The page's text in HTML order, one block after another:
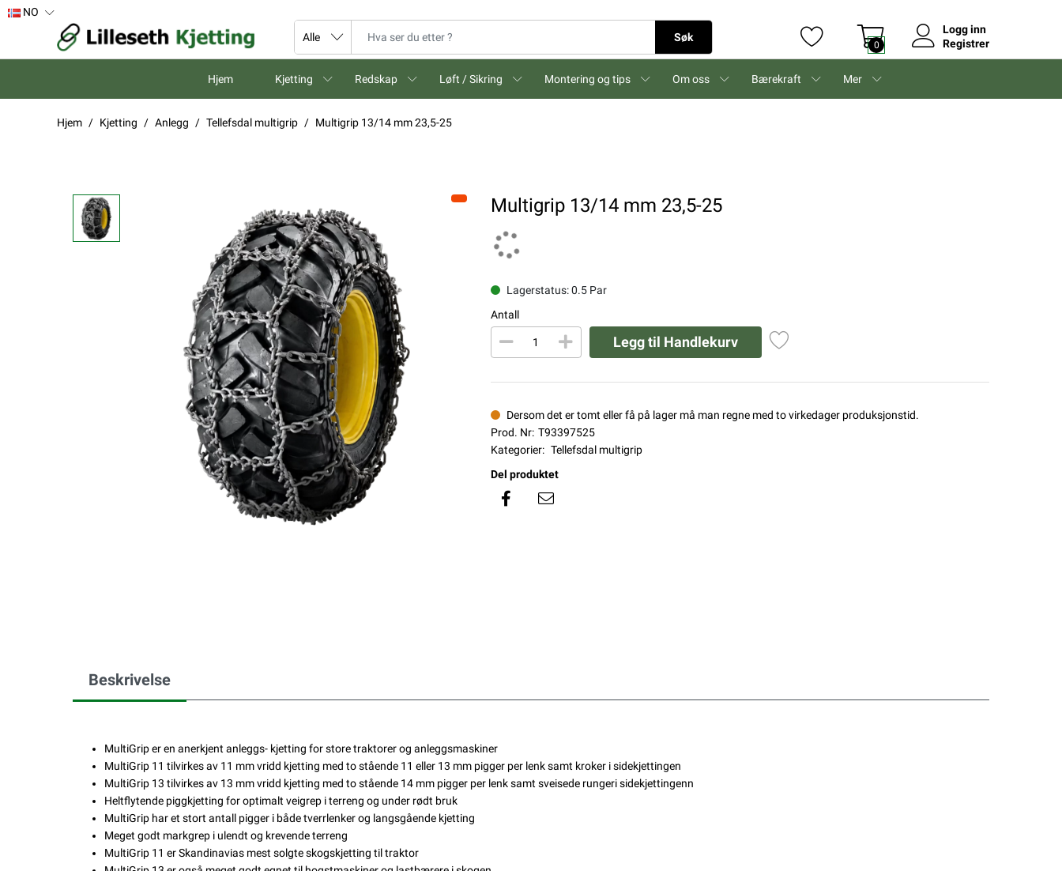
NO
Søk
0
Logg inn
Registrer
Hjem Kjetting Redskap Løft / Sikring Montering og tips Om oss Bærekraft Mer
Hjem Kjetting Anlegg Tellefsdal multigrip Multigrip 13/14 mm 23,5-25
Multigrip 13/14 mm 23,5-25
Lagerstatus: 0.5 Par
Antall
Legg til Handlekurv
Dersom det er tomt eller få på lager må man regne med to virkedager produksjonstid.
Prod. Nr: T93397525
Kategorier: Tellefsdal multigrip
Del produktet
Beskrivelse
MultiGrip er en anerkjent anleggs- kjetting for store traktorer og anleggsmaskiner
MultiGrip 11 tilvirkes av 11 mm vridd kjetting med to stående 11 eller 13 mm pigger per lenk samt kroker i sidekjettingen
MultiGrip 13 tilvirkes av 13 mm vridd kjetting med to stående 14 mm pigger per lenk samt sveisede rungeri sidekjettingenn
Heltflytende piggkjetting for optimalt veigrep i terreng og under rødt bruk
MultiGrip har et stort antall pigger i både tverrlenker og langsgående kjetting
Meget godt markgrep i ulendt og krevende terreng
MultiGrip 11 er Skandinavias mest solgte skogskjetting til traktor